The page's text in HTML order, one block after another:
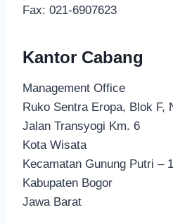
Fax: 021-6907623
Kantor Cabang
Management Office
Ruko Sentra Eropa, Blok F,
Jalan Transyogi Km. 6
Kota Wisata
Kecamatan Gunung Putri –
Kabupaten Bogor
Jawa Barat